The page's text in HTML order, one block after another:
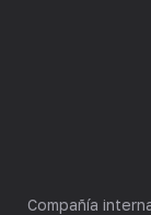
Compañía